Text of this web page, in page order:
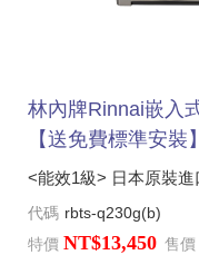
林內牌Rinnai嵌入
【送免費標準安裝】
<能效1級> 日本原裝進
代碼 rbts-q230g(b)
特價 NT$13,450 售價